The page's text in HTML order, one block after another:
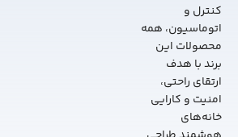
کنترل و
اتوماسیون، همه
محصولات این
برند با هدف
ارتقای راحتی،
امنیت و کارایی
خانه‌های